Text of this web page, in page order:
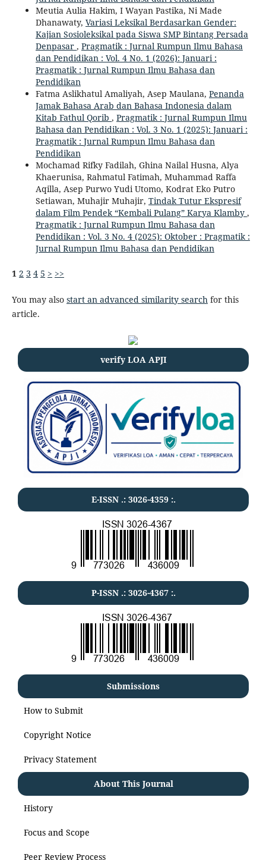
Meutia Aulia Hakim, I Wayan Pastika, Ni Made
Dhanawaty, Variasi Leksikal Berdasarkan Gender:
Kajian Sosioleksikal pada Siswa SMP Bintang Persada
Denpasar , Pragmatik : Jurnal Rumpun Ilmu Bahasa
dan Pendidikan : Vol. 4 No. 1 (2026): Januari :
Pragmatik : Jurnal Rumpun Ilmu Bahasa dan
Pendidikan
Fatma Aslikhatul Amaliyah, Asep Maulana, Penanda
Jamak Bahasa Arab dan Bahasa Indonesia dalam
Kitab Fathul Qorib , Pragmatik : Jurnal Rumpun Ilmu
Bahasa dan Pendidikan : Vol. 3 No. 1 (2025): Januari :
Pragmatik : Jurnal Rumpun Ilmu Bahasa dan
Pendidikan
Mochamad Rifky Fadilah, Ghina Nailal Husna, Alya
Khaerunisa, Rahmatul Fatimah, Muhammad Raffa
Aqilla, Asep Purwo Yudi Utomo, Kodrat Eko Putro
Setiawan, Muhajir Muhajir, Tindak Tutur Ekspresif
dalam Film Pendek “Kembali Pulang” Karya Klamby ,
Pragmatik : Jurnal Rumpun Ilmu Bahasa dan
Pendidikan : Vol. 3 No. 4 (2025): Oktober : Pragmatik :
Jurnal Rumpun Ilmu Bahasa dan Pendidikan
1 2 3 4 5 > >>
You may also start an advanced similarity search for this
article.
verify LOA APJI
E-ISSN .: 3026-4359:.
P-ISSN .: 3026-4367:.
Submissions
How to Submit
Copyright Notice
Privacy Statement
About This Journal
History
Focus and Scope
Peer Review Process